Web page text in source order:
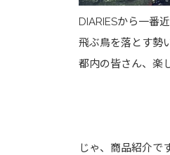
DIARIESから一番
飛ぶ鳥を落とす勢
都内の皆さん、楽
じゃ、商品紹介です